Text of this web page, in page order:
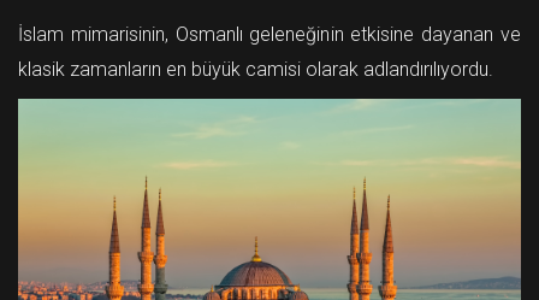
İslam mimarisinin, Osmanlı geleneğinin etkisine dayanan ve
klasik zamanların en büyük camisi olarak adlandırılıyordu.